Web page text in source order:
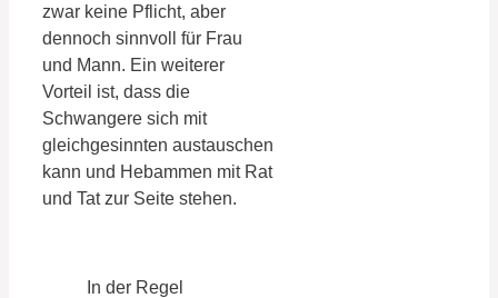
zwar keine Pflicht, aber
dennoch sinnvoll für Frau
und Mann. Ein weiterer
Vorteil ist, dass die
Schwangere sich mit
gleichgesinnten austauschen
kann und Hebammen mit Rat
und Tat zur Seite stehen.
In der Regel